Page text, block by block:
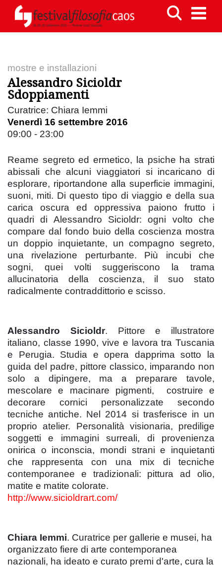
mostre e installazioni
Alessandro Sicioldr
Sdoppiamenti
Curatrice: Chiara Iemmi
Venerdì 16 settembre 2016
09:00 - 23:00
Reame segreto ed ermetico, la psiche ha strati
abissali che alcuni viaggiatori si incaricano di
esplorare, riportandone alla superficie immagini,
suoni, miti. Di questo tipo di viaggio e della sua
carica oscura ed oppressiva paiono frutto i
quadri di Alessandro Sicioldr: ogni volto che
compare dal fondo buio della coscienza mostra
un doppio inquietante, un compagno segreto,
una rivelazione perturbante. Più incubi che
sogni, quei volti suggeriscono la trama
allucinatoria della coscienza, il suo stato
radicalmente contraddittorio e scisso.
Alessandro Sicioldr. Pittore e illustratore
italiano, classe 1990, vive e lavora tra Tuscania
e Perugia. Studia e opera dapprima sotto la
guida del padre, pittore classico, imparando non
solo a dipingere, ma a preparare tavole,
mescolare e macinare pigmenti, costruire e
decorare cornici personalizzate secondo
tecniche antiche. Nel 2014 si trasferisce in un
proprio atelier. Personalità visionaria, predilige
soggetti e immagini surreali, di provenienza
onirica o inconscia, mondi strani e inquietanti
che rappresenta con una mix di tecniche
contemporanee e tradizionali: pittura ad olio,
matite e matite colorate.
http://www.sicioldrart.com/
Chiara Iemmi. Curatrice per gallerie e musei, ha
organizzato fiere di arte contemporanea
nazionali, ha ideato e curato premi d'arte, cura la